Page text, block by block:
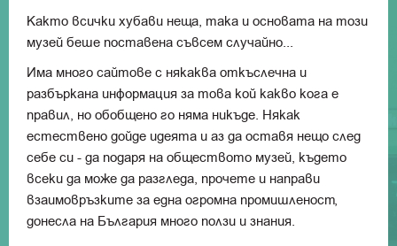
Както всички хубави неща, така и основата на този
музей беше поставена съвсем случайно...
Има много сайтове с някаква откъслечна и
разбъркана информация за това кой какво кога е
правил, но обобщено го няма никъде. Някак
естествено дойде идеята и аз да оставя нещо след
себе си - да подаря на обществото музей, където
всеки да може да разгледа, прочете и направи
взаимовръзките за една огромна промишленост,
донесла на България много ползи и знания.